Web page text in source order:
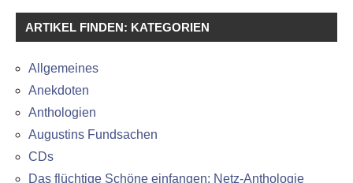
ARTIKEL FINDEN: KATEGORIEN
Allgemeines
Anekdoten
Anthologien
Augustins Fundsachen
CDs
Das flüchtige Schöne einfangen: Netz-Anthologie